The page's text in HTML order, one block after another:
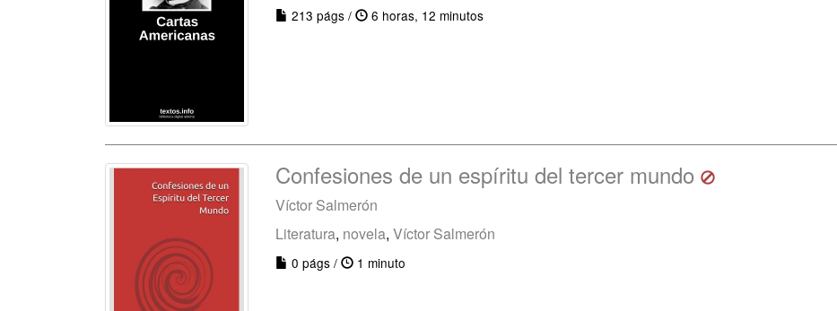
213 págs / 6 horas, 12 minutos
Confesiones de un espíritu del tercer mundo
Víctor Salmerón
Literatura, novela, Víctor Salmerón
0 págs / 1 minuto